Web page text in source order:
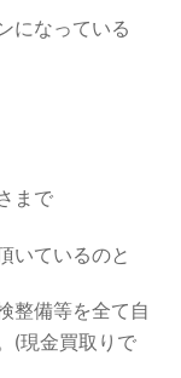
になっている
まで
いているのと
整備等を全て自
(現金買取りで